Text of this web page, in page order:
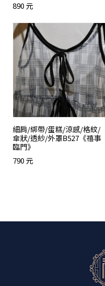
890 元
細肩/綁帶/蛋糕/涼感/格紋/
傘狀/透紗/外罩B527《禧事
臨門》
790 元